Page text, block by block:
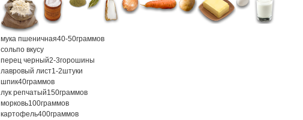
мука пшеничная40-50граммов
сольпо вкусу
перец черный2-3горошины
лавровый лист1-2штуки
шпик40граммов
лук репчатый150граммов
морковь100граммов
картофель400граммов